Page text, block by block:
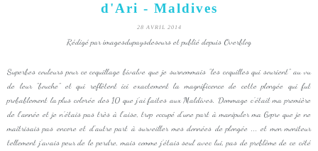
d'Ari - Maldives
28 AVRIL 2014
Rédigé par imagesdupaysdesours et publié depuis Overblog
Superbes couleurs pour ce coquillage bivalve que je surnommais "les coquilles qui sourient" au vu
de leur "bouche" et qui reflètent ici exactement la magnificence de cette plongée qui fut
probablement la plus colorée des 10 que j'ai faites aux Maldives. Dommage c'était ma première
de l'année et je n'étais pas très à l'aise, trop occupé d'une part à manipuler ma Gopro que je ne
maîtrisais pas encore et d'autre part à surveiller mes données de plongée ... et mon moniteur
tellement j'avais peur de le perdre, mais comme j'étais seul avec lui, pas de problème de ce côté